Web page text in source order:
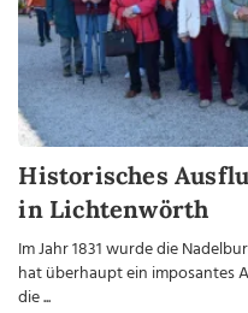
Historisches
in Lichtenwörth
Im Jahr 1831 wurde die
hat überhaupt ein imposantes
die ...